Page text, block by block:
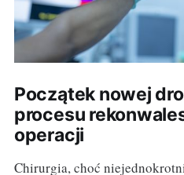
Początek nowej
procesu
operacji
Chirurgia, choć